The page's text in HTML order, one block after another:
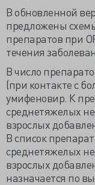
В обновленной
предложены
препаратов при
течения
В число
(при контакте с
умифеновир. К
среднетяжелых
взрослых
В список
среднетяжелых
взрослых
назначается по